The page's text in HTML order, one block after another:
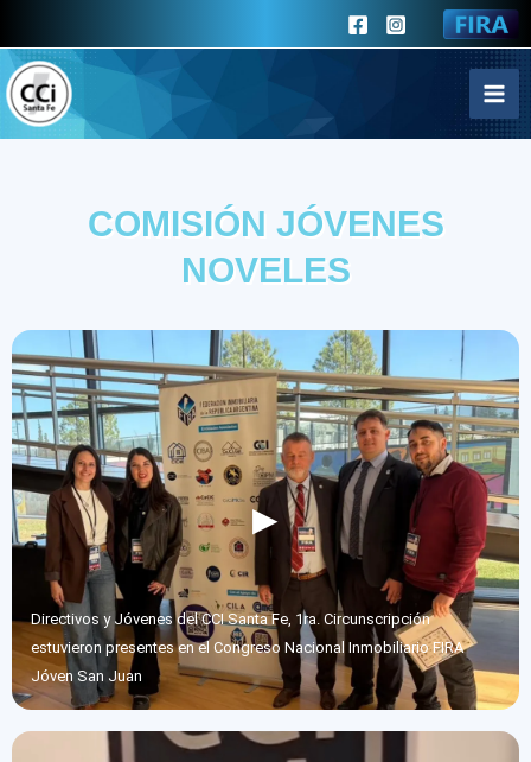
al
contenido
COMISIÓN JÓVENES
NOVELES
Directivos y Jóvenes del CCI Santa Fe, 1ra. Circunscripción
estuvieron presentes en el Congreso Nacional Inmobiliario FIRA
Jóven San Juan